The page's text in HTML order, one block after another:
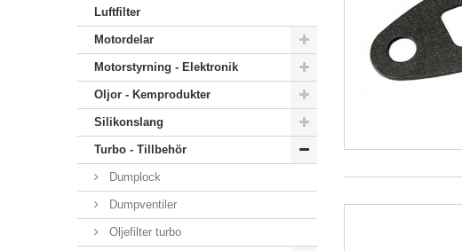
Luftfilter
Motordelar
Motorstyrning - Elektronik
Oljor - Kemprodukter
Silikonslang
Turbo - Tillbehör
Dumplock
Dumpventiler
Oljefilter turbo